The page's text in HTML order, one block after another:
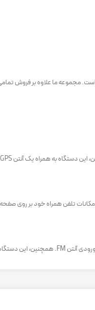
است. مجموعه ما علاوه بر فروش
تلفن همراه خود بر روی